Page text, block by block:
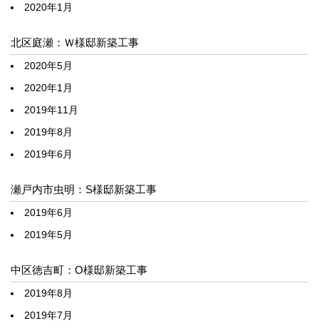
2020年1月
北区庭瀬：Ｗ様邸新築工事
2020年5月
2020年1月
2019年11月
2019年8月
2019年6月
瀬戸内市虫明：S様邸新築工事
2019年6月
2019年5月
中区徳吉町：O様邸新築工事
2019年8月
2019年7月